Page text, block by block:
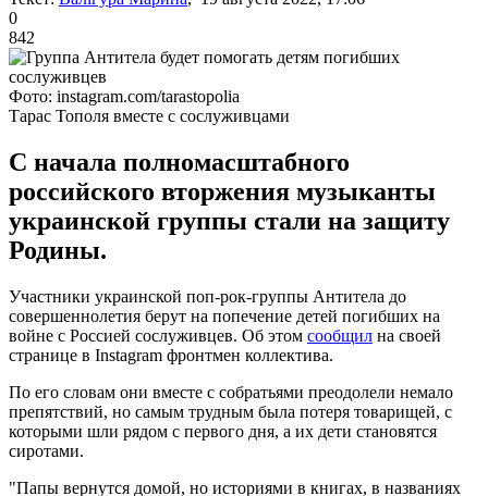
0
842
Фото: instagram.com/tarastopolia
Тарас Тополя вместе с сослуживцами
С начала полномасштабного
российского вторжения музыканты
украинской группы стали на защиту
Родины.
Участники украинской поп-рок-группы Антитела до
совершеннолетия берут на попечение детей погибших на
войне с Россией сослуживцев. Об этом сообщил на своей
странице в Instagram фронтмен коллектива.
По его словам они вместе с собратьями преодолели немало
препятствий, но самым трудным была потеря товарищей, с
которыми шли рядом с первого дня, а их дети становятся
сиротами.
"Папы вернутся домой, но историями в книгах, в названиях